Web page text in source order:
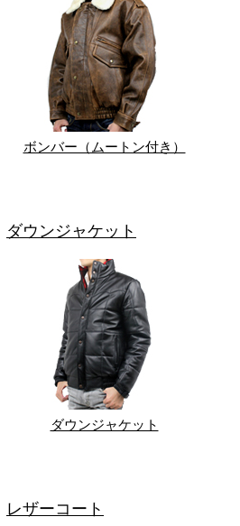
ボンバー（ムートン付き）
ダウンジャケット
ダウンジャケット
レザーコート